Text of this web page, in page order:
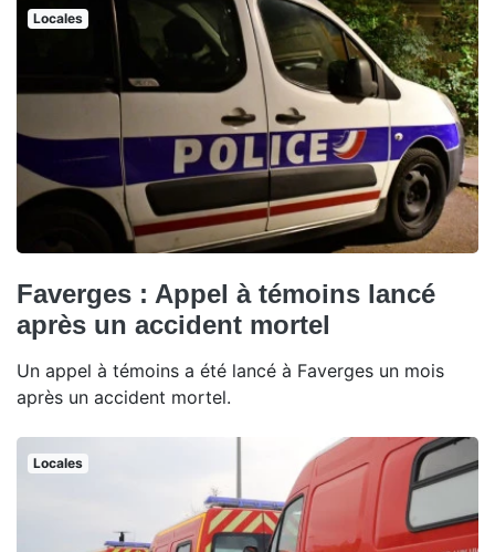
Locales
Faverges : Appel à témoins lancé
après un accident mortel
Un appel à témoins a été lancé à Faverges un mois
après un accident mortel.
Locales